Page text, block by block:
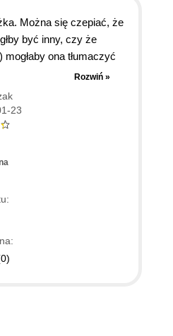
Można się czepiać, że
być inny, czy że
mogłaby ona tłumaczyć
porównaniu jednak do
które miałem w
sposób wprowadza
języka, a o to przecież
do czynienia z
(oczywiście najlepiej z
o językach
można wtedy
SQL-a.
Rozwiń »
23
0)